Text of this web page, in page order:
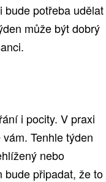
bude potřeba udělat
může být dobrý
i pocity. V praxi
Tenhle týden
nebo
bude připadat, že to